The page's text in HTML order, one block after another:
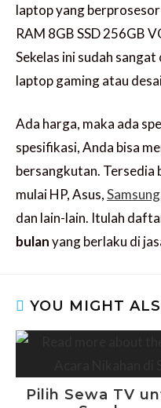
laptop yang
RAM 8GB SSD 256GB
Sekelas ini sudah
laptop gaming atau
Ada harga, maka ada
spesifikasi, Anda bisa
bersangkutan. Tersedia
mulai HP, Asus,Samsung
dan lain-lain. Itulah
bulanyang berlaku di
YOU MIGHT
Pilih Sewa TV